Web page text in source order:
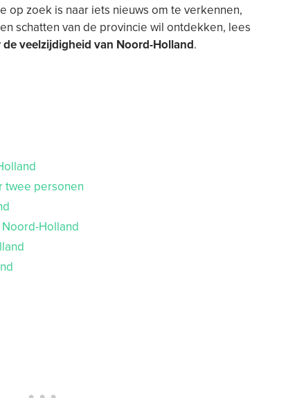
op zoek is naar iets nieuws om te verkennen,
schatten van de provincie wil ontdekken, lees
veelzijdigheid van Noord-Holland.
twee personen
Holland